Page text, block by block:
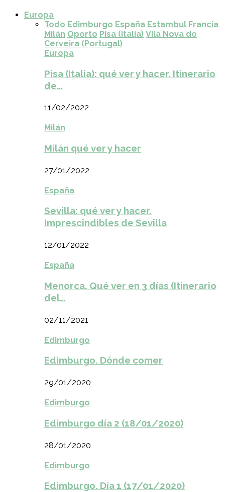
Europa
Todo Edimburgo España Estambul Francia
Milán Oporto Pisa (Italia) Vila Nova do
Cerveira (Portugal)
Europa
Pisa (Italia): qué ver y hacer. Itinerario
de…
11/02/2022
Milán
Milán qué ver y hacer
27/01/2022
España
Sevilla: qué ver y hacer.
Imprescindibles de Sevilla
12/01/2022
España
Menorca. Qué ver en 3 días (Itinerario
del…
02/11/2021
Edimburgo
Edimburgo. Dónde comer
29/01/2020
Edimburgo
Edimburgo día 2 (18/01/2020)
28/01/2020
Edimburgo
Edimburgo. Día 1 (17/01/2020)